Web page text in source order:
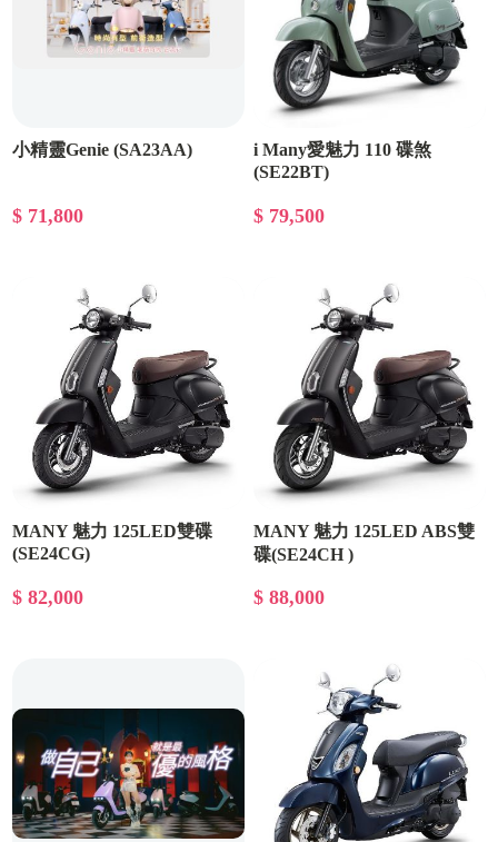
小精靈Genie (SA23AA)
$ 71,800
i Many愛魅力 110 碟煞
(SE22BT)
$ 79,500
MANY 魅力 125LED雙碟
(SE24CG)
$ 82,000
MANY 魅力 125LED ABS雙
碟(SE24CH )
$ 88,000